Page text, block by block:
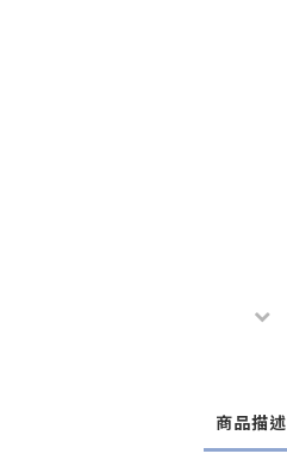
商品描述